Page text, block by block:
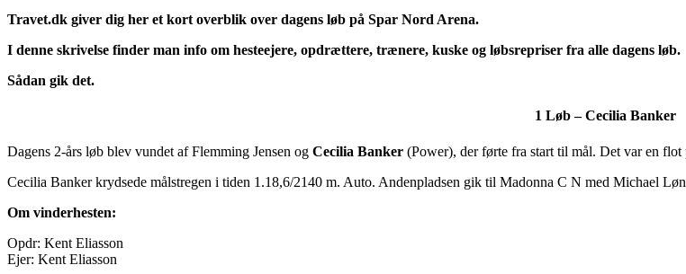
Travet.dk giver dig her et kort overblik over dagens løb på Spar Nord Arena.
I denne skrivelse finder man info om hesteejere, opdrættere, trænere, kuske og løbsrepriser fra alle dagens løb.
Sådan gik det.
1 Løb – Cecilia Banker
Dagens 2-års løb blev vundet af Flemming Jensen og Cecilia Banker (Power), der førte fra start til mål. Det var en
Cecilia Banker krydsede målstregen i tiden 1.18,6/2140 m. Auto. Andenpladsen gik til Madonna C N med Michael
Om vinderhesten:
Opdr: Kent Eliasson
Ejer: Kent Eliasson